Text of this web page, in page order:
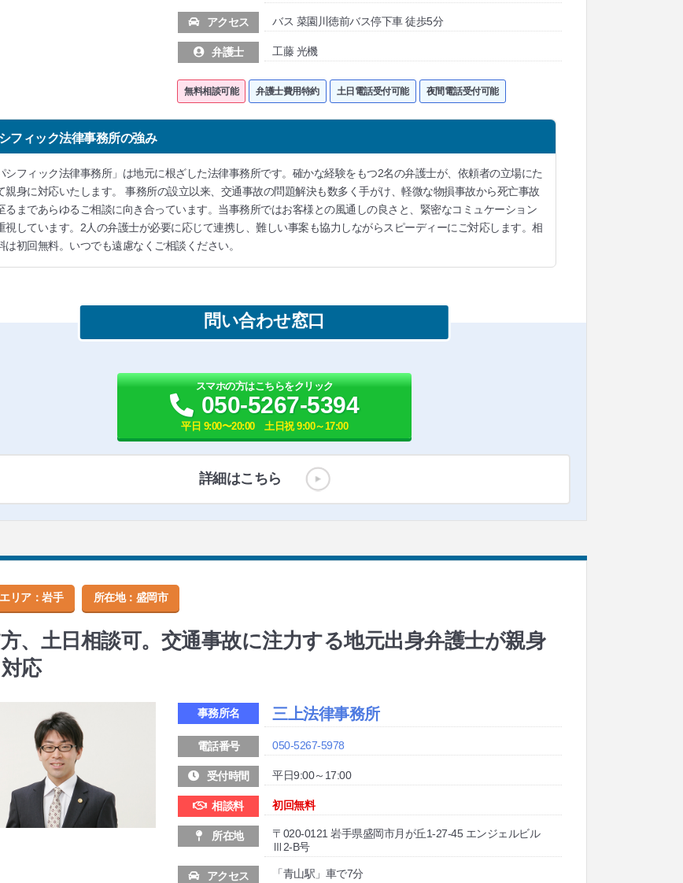
アクセス バス 菜園川徳前バス停下車 徒歩5分
弁護士 工藤 光機
無料相談可能 弁護士費用特約 土日電話受付可能 夜間電話受付可能
フィック法律事務所の強み
シフィック法律事務所」は地元に根ざした法律事務所です。確かな経験をもつ2名の弁護士が、依頼者の立場にた
親身に対応いたします。 事務所の設立以来、交通事故の問題解決も数多く手がけ、軽微な物損事故から死亡事故
るまであらゆるご相談に向き合っています。当事務所ではお客様との風通しの良さと、緊密なコミュケーション
視しています。2人の弁護士が必要に応じて連携し、難しい事案も協力しながらスピーディーにご対応します。相
は初回無料。いつでも遠慮なくご相談ください。
問い合わせ窓口
スマホの方はこちらをクリック
050-5267-5394
平日 9:00〜20:00 土日祝 9:00～17:00
詳細はこちら
リア：岩手 所在地： 盛岡市
、土日相談可。交通事故に注力する地元出身弁護士が親身
応
事務所名 三上法律事務所
電話番号 050-5267-5978
受付時間 平日9:00～17:00
相談料 初回無料
所在地
〒020-0121 岩手県盛岡市月が丘1-27-45 エンジェルビル
Ⅲ2-B号
アクセス 「青山駅」車で7分